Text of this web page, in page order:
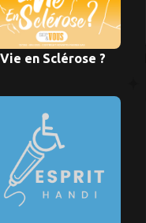
en Sclérose ?